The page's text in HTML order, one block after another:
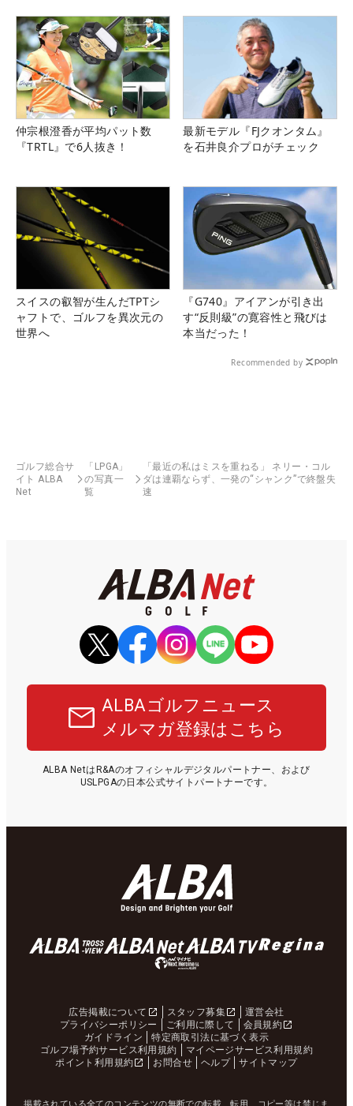
仲宗根澄香が平均パット数
『TRTL』で6人抜き！
最新モデル『FJクオンタム』
を石井良介プロがチェック
スイスの叡智が生んだTPTシ
ャフトで、ゴルフを異次元の
世界へ
『G740』アイアンが引き出
す“反則級”の寛容性と飛びは
本当だった！
Recommended by
ゴルフ総合サ
イト ALBA
Net
「LPGA」
の写真一
覧
「最近の私はミスを重ねる」 ネリー・コル
ダは連覇ならず、一発の“シャンク”で終盤失
速
ALBAゴルフニュース
メルマガ登録はこちら
ALBA NetはR&Aのオフィシャルデジタルパートナー、および
USLPGAの日本公式サイトパートナーです。
広告掲載について スタッフ募集
運営会社
プライバシーポリシー
ご利用に際して
会員規約
ガイドライン
特定商取引法に基づく表示
ゴルフ場予約サービス利用規約
マイページサービス利用規約
ポイント利用規約
お問合せ ヘルプ サイトマップ